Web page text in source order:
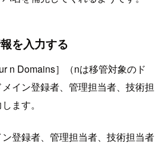
を入力する
n Domains］（nは移管対象のド
イン登録者、管理担当者、技術担
ます。
登録者、管理担当者、技術担当者